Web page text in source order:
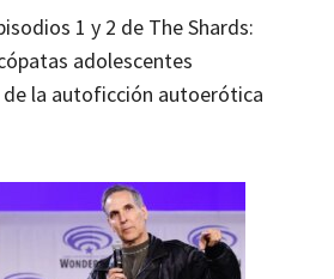
1 y 2 de The Shards:
adolescentes
la autoficción autoerótica